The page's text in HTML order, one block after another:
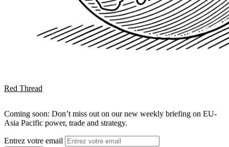
Red Thread
Coming soon: Don’t miss out on our new weekly briefing on EU-
Asia Pacific power, trade and strategy.
Entrez votre email